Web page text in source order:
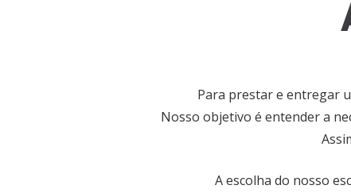
Para prestar e entregar
Nosso objetivo é entender a
A escolha do nosso